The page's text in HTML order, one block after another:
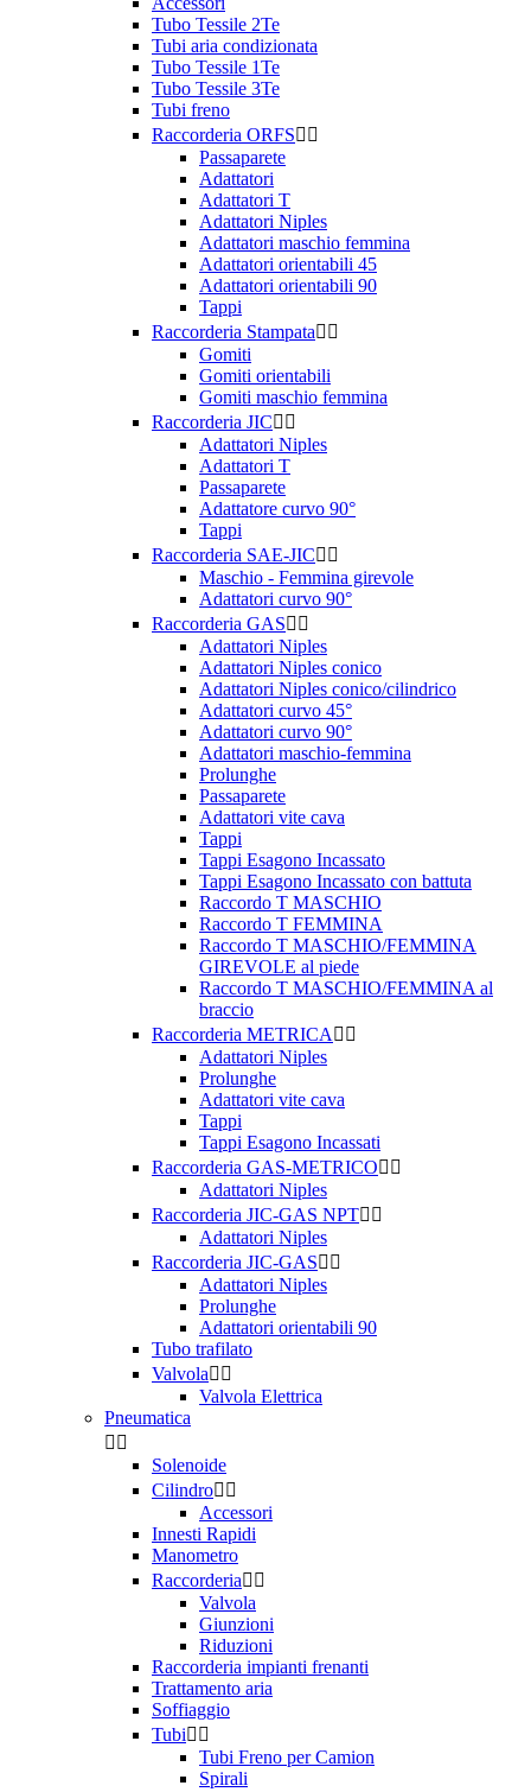
Tubo Tessile 2Te
Tubi aria condizionata
Tubo Tessile 1Te
Tubo Tessile 3Te
Tubi freno
Raccorderia ORFS 
Passaparete
Adattatori
Adattatori T
Adattatori Niples
Adattatori maschio femmina
Adattatori orientabili 45
Adattatori orientabili 90
Tappi
Raccorderia Stampata 
Gomiti
Gomiti orientabili
Gomiti maschio femmina
Raccorderia JIC 
Adattatori Niples
Adattatori T
Passaparete
Adattatore curvo 90°
Tappi
Raccorderia SAE-JIC 
Maschio - Femmina girevole
Adattatori curvo 90°
Raccorderia GAS 
Adattatori Niples
Adattatori Niples conico
Adattatori Niples conico/cilindrico
Adattatori curvo 45°
Adattatori curvo 90°
Adattatori maschio-femmina
Prolunghe
Passaparete
Adattatori vite cava
Tappi
Tappi Esagono Incassato
Tappi Esagono Incassato con battuta
Raccordo T MASCHIO
Raccordo T FEMMINA
Raccordo T MASCHIO/FEMMINA
GIREVOLE al piede
Raccordo T MASCHIO/FEMMINA al
braccio
Raccorderia METRICA  
Adattatori Niples
Prolunghe
Adattatori vite cava
Tappi
Tappi Esagono Incassati
Raccorderia GAS-METRICO 
Adattatori Niples
Raccorderia JIC-GAS NPT 
Adattatori Niples
Raccorderia JIC-GAS 
Adattatori Niples
Prolunghe
Adattatori orientabili 90
Tubo trafilato
Valvola 
Valvola Elettrica
Pneumatica
 
Solenoide
Cilindro 
Accessori
Innesti Rapidi
Manometro
Raccorderia 
Valvola
Giunzioni
Riduzioni
Raccorderia impianti frenanti
Trattamento aria
Soffiaggio
Tubi 
Tubi Freno per Camion
Spirali